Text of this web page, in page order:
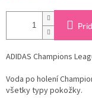
ADIDAS Champions
Voda po holení
všetky typy pokožky.